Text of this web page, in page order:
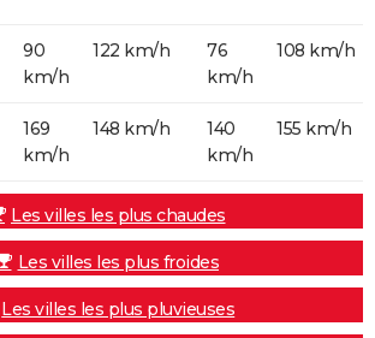
90
km/h
122 km/h
76
km/h
108 km/h
169
km/h
148 km/h
140
km/h
155 km/h
Les villes les plus chaudes
Les villes les plus froides
Les villes les plus pluvieuses